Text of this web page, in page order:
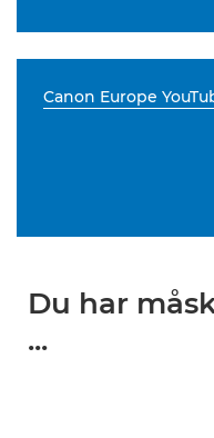
Canon Europe
Du har
...